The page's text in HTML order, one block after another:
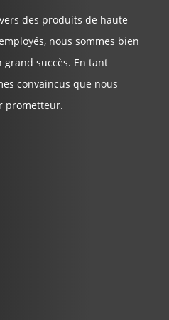
des produits de haute
nous sommes bien
succès. En tant
convaincus que nous
prometteur.